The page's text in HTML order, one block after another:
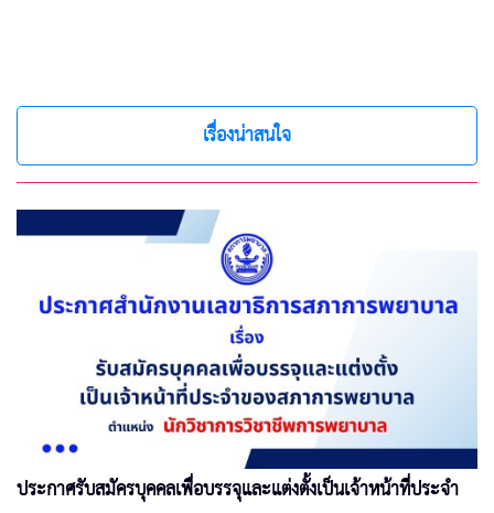
เรื่องน่าสนใจ
ประกาศรับสมัครบุคคลเพื่อบรรจุและแต่งตั้งเป็นเจ้าหน้าที่ประจำ